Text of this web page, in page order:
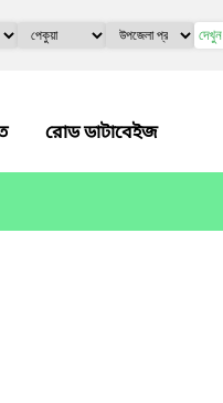
দেখুন
রোড ডাটাবেইজ